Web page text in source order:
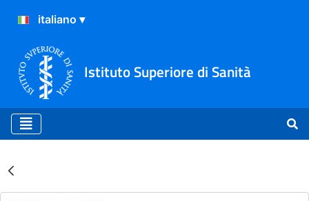
Istituto Superiore di Sanità
Risultati della Ricerca -